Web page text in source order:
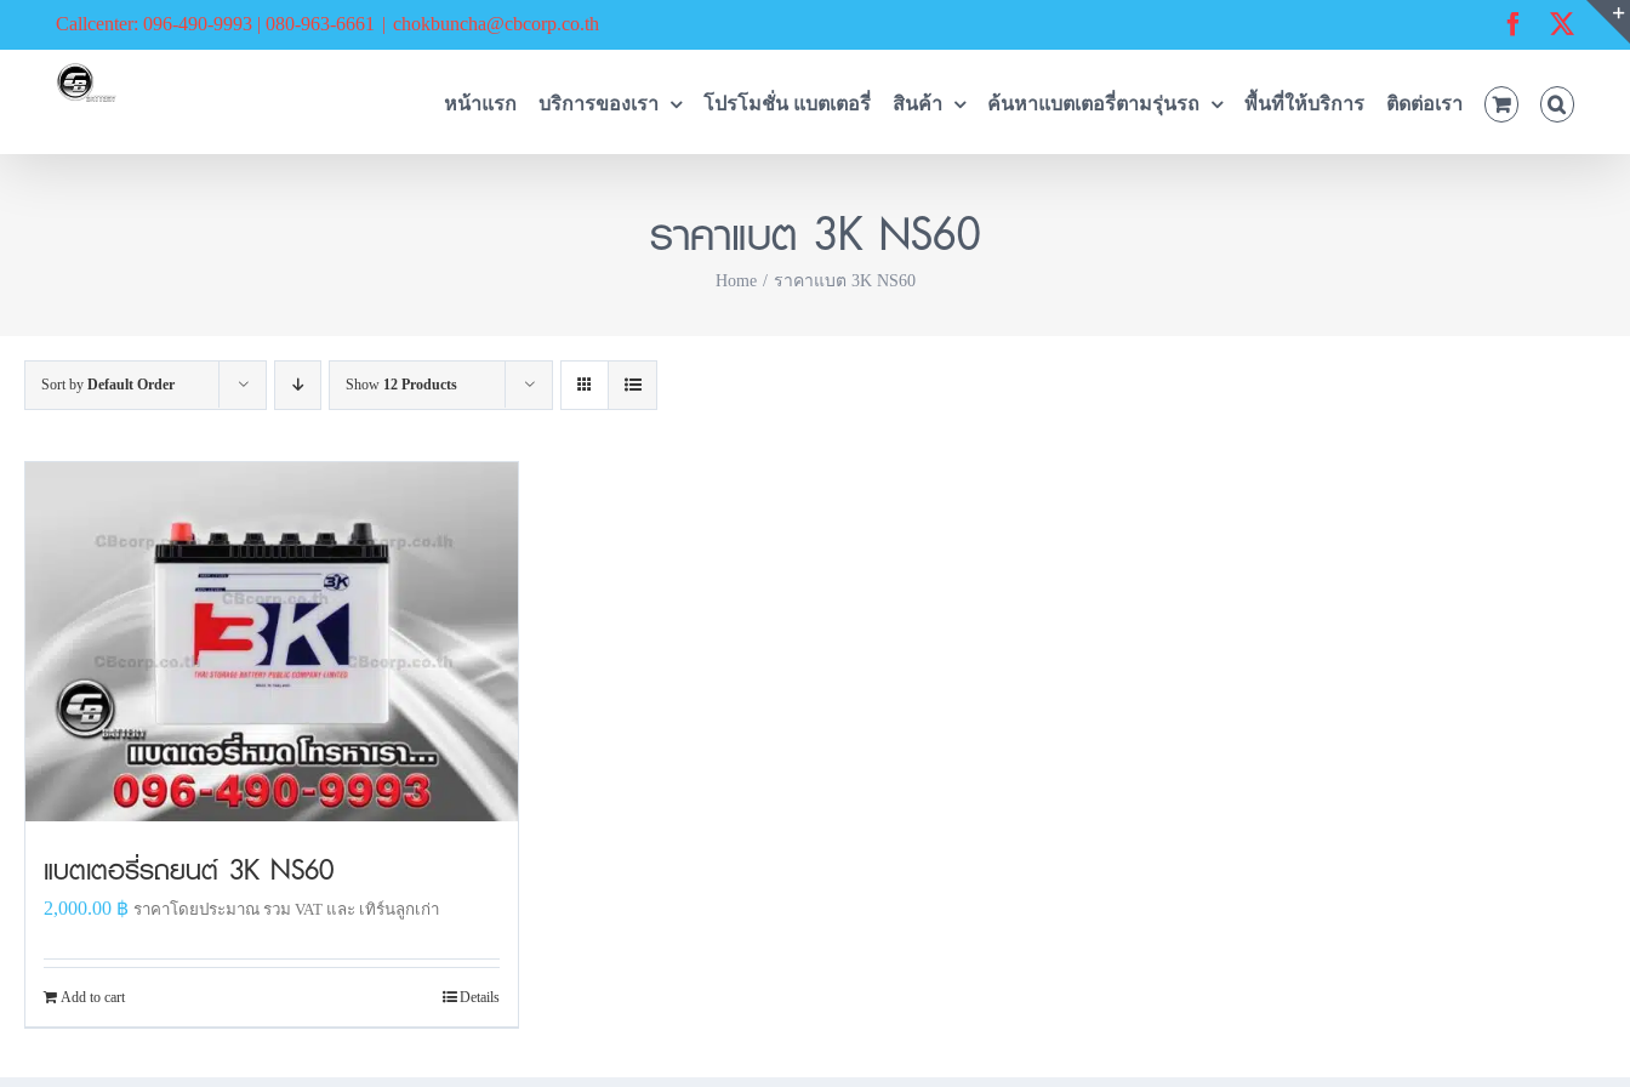
Callcenter: 096-490-9993 | 080-963-6661 | chokbuncha@cbcorp.co.th Facebook
หน้าแรก บริการของเรา โปรโมชั่น แบตเตอรี่ สินค้า ค้นหาแบตเตอรี่ตามรุ่นรถ พื้นที่ให้บริการ ติดต่อเรา
ราคาแบต 3K NS60
Home ราคาแบต 3K NS60
Sort by Default Order Show 12 Products
แบตเตอรี่รถยนต์ 3K NS60
2,000.00 ฿ ราคาโดยประมาณ รวม VAT และ เทิร์นลูกเก่า
Add to cart Details